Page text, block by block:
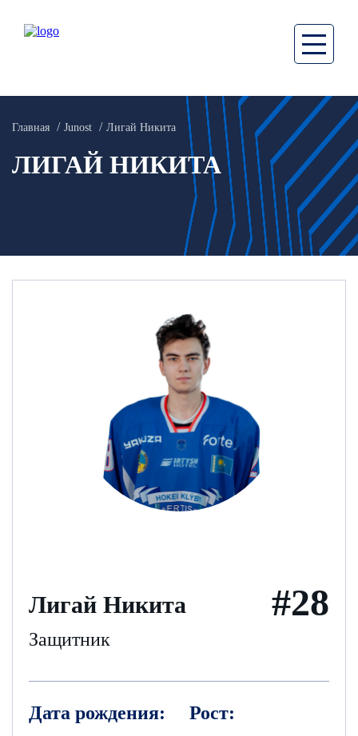
Главная Junost Лигай Никита
ЛИГАЙ НИКИТА
Лигай Никита
Защитник
#28
Дата рождения:
Рост: